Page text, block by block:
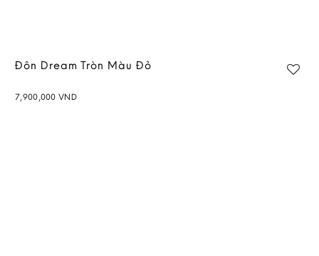
Đôn Dream Tròn Màu Đỏ
7,900,000 VND